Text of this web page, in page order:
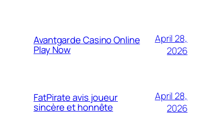
Avantgarde Casino Online
Play Now
April 28,
2026
FatPirate avis joueur
sincère et honnête
April 28,
2026